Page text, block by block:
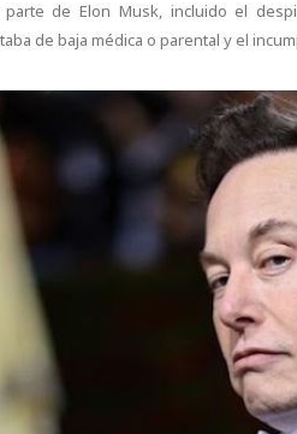
parte de Elon Musk, incluido el
de baja médica o parental y el